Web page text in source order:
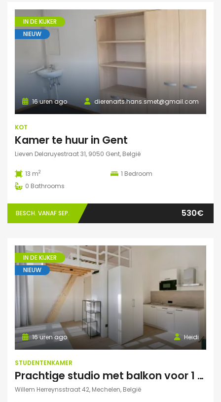
IN DE KIJKER
NIEUW
dierenarts.hans.smet@gmail.com
16 uren ago
KOT
Kamer te huur in Gent
Lieven Delaruyestraat 31, 9050 Gent, België
13 m2 1 Bedroom
0 Bathrooms
BESCH. VANAF SEP. 530€
IN DE KIJKER
NIEUW
Heidi
16 uren ago
STUDENTENKAMER
Prachtige studio met balkon voor 1 student(e)!
Willem Herreynsstraat 42, Mechelen, België